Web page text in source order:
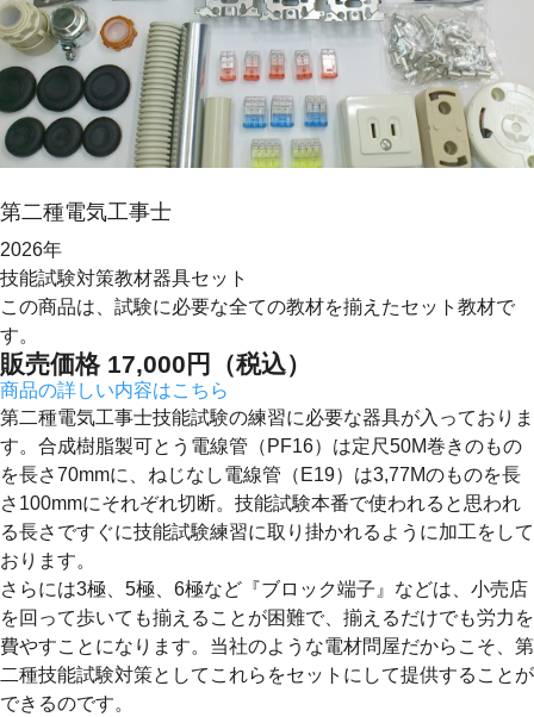
第二種電気工事士
2026年
技能試験対策教材器具セット
この商品は、試験に必要な全ての教材を揃えたセット教材で
す。
販売価格 17,000 円（税込）
商品の詳しい内容はこちら
第二種電気工事士技能試験の練習に必要な器具が入っておりま
す。合成樹脂製可とう電線管（PF16）は定尺50M巻きのもの
を長さ70mmに、ねじなし電線管（E19）は3,77Mのものを長
さ100mmにそれぞれ切断。技能試験本番で使われると思われ
る長さですぐに技能試験練習に取り掛かれるように加工をして
おります。
さらには3極、5極、6極など『ブロック端子』などは、小売店
を回って歩いても揃えることが困難で、揃えるだけでも労力を
費やすことになります。当社のような電材問屋だからこそ、第
二種技能試験対策としてこれらをセットにして提供することが
できるのです。